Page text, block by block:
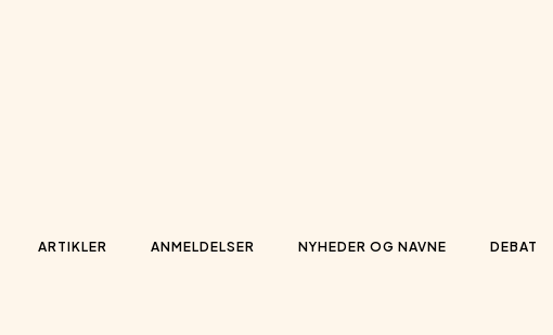
ARTIKLER ANMELDELSER NYHEDER OG NAVNE DEBAT